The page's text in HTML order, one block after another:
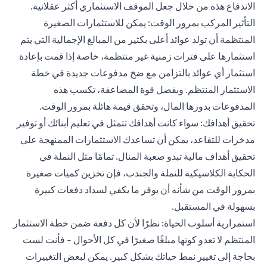
الاندفاع هذه من خلال جعل الموقف الاستثماري أكثر عقلانية.
التأثير المركب بمرور الوقت: يمكن للاستثمارات الصغيرة
المنتظمة أن تولد عوائد أعلى بكثير من المبالغ الإجمالية التي يتم
استثمارها على فترات زمنية غير منتظمة، خاصة إذا قمت بإعادة
استثمار أي عوائد بالتزامن مع ضخ مدفوعات جديدة في خطة
الاستثمار المنتظم. وبفضل قوة المضاعفة، تكسب هذه
المدفوعات بدورها المال، وتحقق قيمة هائلة بمرور الوقت.
تحقيق أهدافك: سواء كانت أهدافك تتمثل في تعليم أبنائك أو توفير
مدخرات للتقاعد، يمكن أن تساعدك الاستثمارات الممنهجة على
تحقيق أهداف مالية تبدو صعبة المنال. تمامًا مثل النملة في
الحكاية الكلاسيكية للنملة والجندب، فإن تخزين كميات صغيرة
بمرور الوقت من شأنه أن يوفر ما يكفي لسداد دفعات كبيرة
بسهولة في المستقبل.
استمرارية أسلوب الحياة: نظرًا لأن كل دفعة ضمن خطة الاستثمار
المنتظم لا تعدو كونها مبلغًا صغيرًا في كل الأحوال - فأنت لست
بحاجة إلى تغيير نمط حياتك بشكل كبير. يمكن لبعض التغييرات